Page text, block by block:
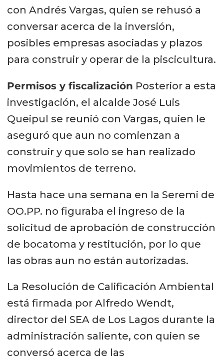
con Andrés Vargas, quien se rehusó a
conversar acerca de la inversión,
posibles empresas asociadas y plazos
para construir y operar de la piscicultura.
Permisos y fiscalización Posterior a esta
investigación, el alcalde José Luis
Queipul se reunió con Vargas, quien le
aseguró que aun no comienzan a
construir y que solo se han realizado
movimientos de terreno.
Hasta hace una semana en la Seremi de
OO.PP. no figuraba el ingreso de la
solicitud de aprobación de construcción
de bocatoma y restitución, por lo que
las obras aun no están autorizadas.
La Resolución de Calificación Ambiental
está firmada por Alfredo Wendt,
director del SEA de Los Lagos durante la
administración saliente, con quien se
conversó acerca de las